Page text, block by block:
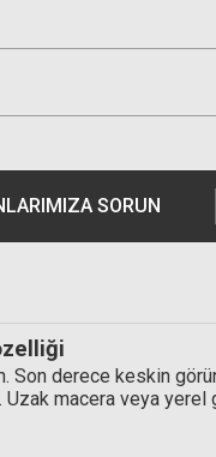
Hoya 62mm HMC Close
SORUN
derece keskin
macera veya